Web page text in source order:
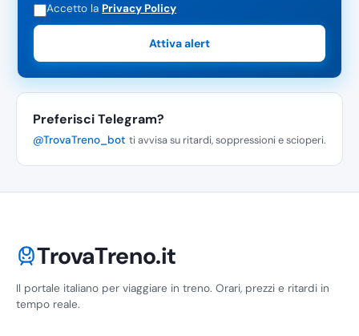
Accetto la Privacy Policy
Attiva alert
Preferisci Telegram?
@TrovaTreno_bot ti avvisa su ritardi, soppressioni e scioperi.
TrovaTreno.it
Il portale italiano per viaggiare in treno. Orari, prezzi e ritardi in
tempo reale.